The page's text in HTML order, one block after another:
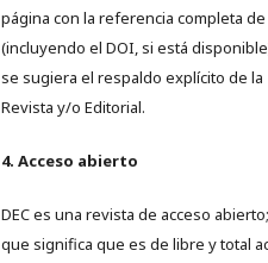
página con la referencia completa de
(incluyendo el DOI, si está
se sugiera el respaldo explícito de la
Revista y/o Editorial.
4. Acceso abierto
DEC es una revista de acceso
que significa que es de libre y total